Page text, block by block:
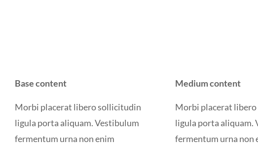
Base content
Morbi placerat libero sollicitudin
ligula porta aliquam. Vestibulum
fermentum urna non enim
Medium content
Morbi placerat
ligula porta aliquam.
fermentum urna non